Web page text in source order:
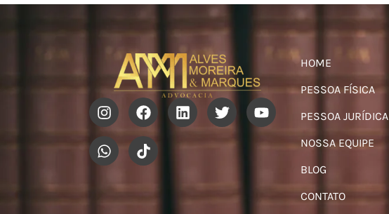
HOME
PESSOA FÍSICA
PESSOA JURÍDICA
NOSSA EQUIPE
BLOG
CONTATO